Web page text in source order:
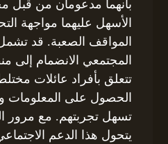
بأنهما مدعومان من قبل
الأسهل عليهما مواجهة
المواقف الصعبة. قد
المجتمعي الانضمام إلى
تتعلق بأفراد عائلات
الحصول على المعلومات
تسهل تجربتهم. مع مرور
يتحول هذا الدعم